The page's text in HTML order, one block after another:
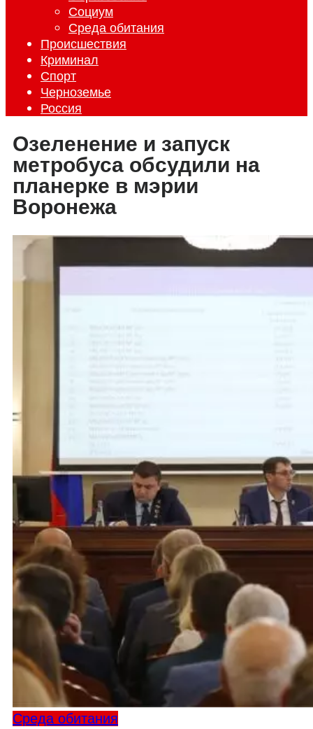
Социум
Среда обитания
Происшествия
Криминал
Спорт
Черноземье
Россия
Озеленение и запуск
метробуса обсудили на
планерке в мэрии
Воронежа
Среда обитания